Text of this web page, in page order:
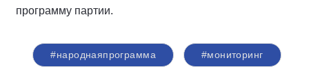
программу партии.
#народнаяпрограмма #мониторинг